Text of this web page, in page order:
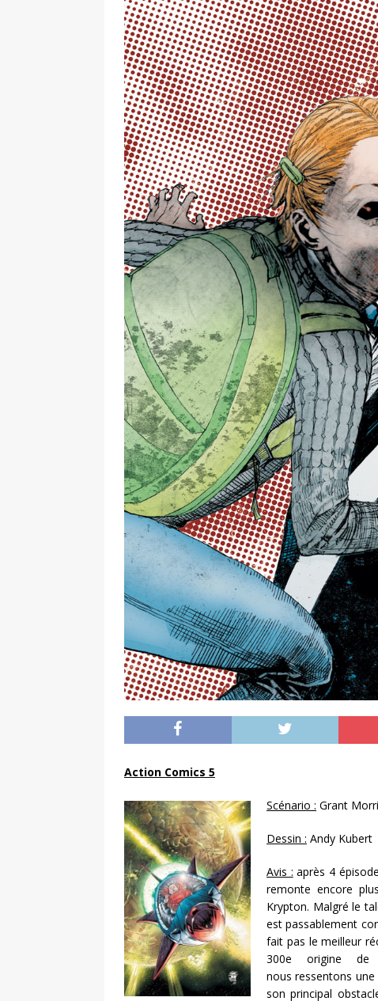
Action Comics 5
Scénario : Grant
Dessin : Andy Kubert
Avis : après 4
remonte encore
Krypton. Malgré le
est passablement
fait pas le meilleur
300e origine
nous ressentons
son principal